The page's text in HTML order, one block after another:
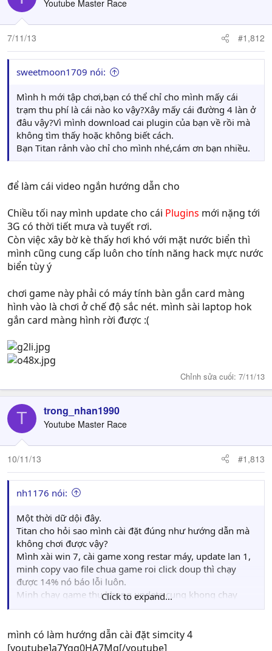
Youtube Master Race
7/11/13 #1,812
sweetmoon1709 nói:
Mình h mới tập chơi,bạn có thể chỉ cho mình mấy cái
trạm thu phí là cái nào ko vậy?Xây mấy cái đường 4 làn ở
đâu vậy?Vì mình download cai plugin của bạn về rồi mà
không tìm thấy hoặc không biết cách.
Bạn Titan rảnh vào chỉ cho mình nhé,cám ơn bạn nhiều.
để làm cái video ngắn hướng dẫn cho
Chiều tối nay mình update cho cái Plugins mới nặng tới
3G có thời tiết mưa và tuyết rơi.
Còn việc xây bờ kè thấy hơi khó với mặt nước biển thì
mình cũng cung cấp luôn cho tính năng hack mực nước
biển tùy ý
chơi game này phải có máy tính bàn gắn card màng
hình vào là chơi ở chế độ sắc nét. mình sài laptop hok
gắn card màng hình rời được :(
Chỉnh sửa cuối: 7/11/13
T trong_nhan1990
Youtube Master Race
10/11/13 #1,813
nh1176 nói:
Một thời dữ dội đây.
Titan cho hỏi sao mình cài đặt đúng như hướng dẫn mà
không chơi được vậy?
Mình xài win 7, cài game xong restar máy, update lan 1,
minh copy vao file chua game roi click doup thì chạy
được 14% nó báo lỗi luôn.
Minh chay game thu khong update cung khong chay
duoc, ban chi minh voi, muon choi lai qua ma khong
Click to expand...
mình có làm hướng dẫn cài đặt simcity 4
[youtube]a7Ygq0HA7Mg[/youtube]